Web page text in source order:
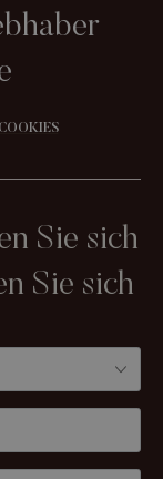
COOKIES
Sie sich
Sie sich